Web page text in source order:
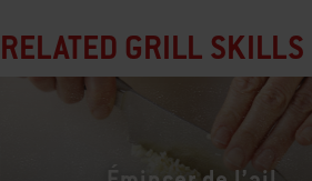
RELATED GRILL SKILLS